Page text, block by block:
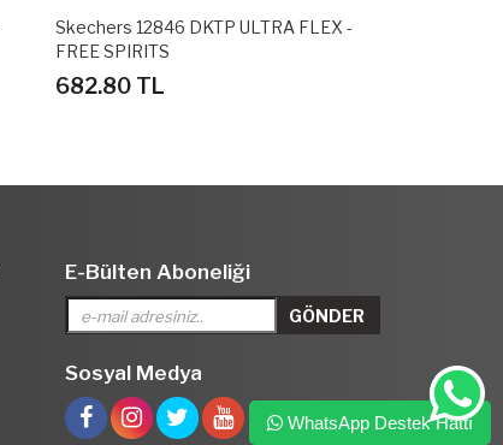
Skechers 12846 DKTP ULTRA FLEX -
FREE SPIRITS
682.80 TL
E-Bülten Aboneliği
Sosyal Medya
WhatsApp Destek Hattı